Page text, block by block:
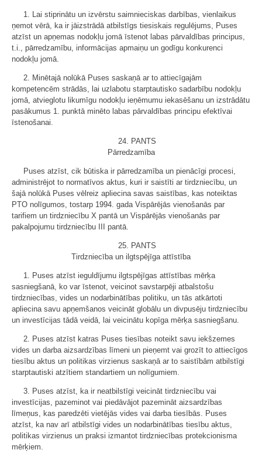
1. Lai stiprinātu un izvērstu saimnieciskas darbības, vienlaikus
ņemot vērā, ka ir jāizstrādā atbilstīgs tiesiskais regulējums, Puses
atzīst un apņemas nodokļu jomā īstenot labas pārvaldības principus,
t.i., pārredzamību, informācijas apmaiņu un godīgu konkurenci
nodokļu jomā.
2. Minētajā nolūkā Puses saskaņā ar to attiecīgajām
kompetencēm strādās, lai uzlabotu starptautisko sadarbību nodokļu
jomā, atvieglotu likumīgu nodokļu ieņēmumu iekasēšanu un izstrādātu
pasākumus 1. punktā minēto labas pārvaldības principu efektīvai
īstenošanai.
24. PANTS
Pārredzamība
Puses atzīst, cik būtiska ir pārredzamība un pienācīgi procesi,
administrējot to normatīvos aktus, kuri ir saistīti ar tirdzniecību, un
šajā nolūkā Puses vēlreiz apliecina savas saistības, kas noteiktas
PTO nolīgumos, tostarp 1994. gada Vispārējās vienošanās par
tarifiem un tirdzniecību X pantā un Vispārējās vienošanās par
pakalpojumu tirdzniecību III pantā.
25. PANTS
Tirdzniecība un ilgtspējīga attīstība
1. Puses atzīst ieguldījumu ilgtspējīgas attīstības mērķa
sasniegšanā, ko var īstenot, veicinot savstarpēji atbalstošu
tirdzniecības, vides un nodarbinātības politiku, un tās atkārtoti
apliecina savu apņemšanos veicināt globālu un divpusēju tirdzniecību
un investīcijas tādā veidā, lai veicinātu kopīga mērķa sasniegšanu.
2. Puses atzīst katras Puses tiesības noteikt savu iekšzemes
vides un darba aizsardzības līmeni un pieņemt vai grozīt to attiecīgos
tiesību aktus un politikas virzienus saskaņā ar to saistībām atbilstīgi
starptautiski atzītiem standartiem un nolīgumiem.
3. Puses atzīst, ka ir neatbilstīgi veicināt tirdzniecību vai
investīcijas, pazeminot vai piedāvājot pazemināt aizsardzības
līmeņus, kas paredzēti vietējās vides vai darba tiesībās. Puses
atzīst, ka nav arī atbilstīgi vides un nodarbinātības tiesību aktus,
politikas virzienus un praksi izmantot tirdzniecības protekcionisma
mērķiem.